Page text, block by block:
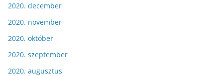
2020. december
2020. november
2020. október
2020. szeptember
2020. augusztus